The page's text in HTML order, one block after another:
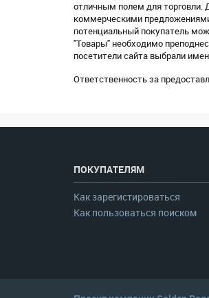
отличным полем для торговли.
коммерческими
потенциальный покупатель
"Товары" необходимо
посетители сайта выбрали
Ответственность за
ПОКУПАТЕЛЯМ
Как зарегистироваться
Как пользоваться поиском